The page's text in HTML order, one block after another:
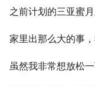
之前计划的三亚蜜
家里出那么大的事
虽然我非常想放松